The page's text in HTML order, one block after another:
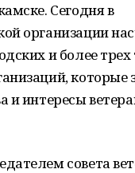
Сегодня в
организации
и более
и интересы
совета